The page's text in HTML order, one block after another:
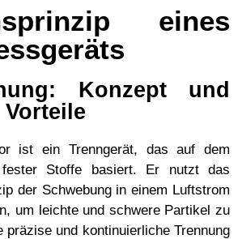
eines
Konzept und
ist ein Trenngerät, das auf dem
fester Stoffe basiert. Er nutzt das
der Schwebung in einem Luftstrom
um leichte und schwere Partikel zu
präzise und kontinuierliche Trennung